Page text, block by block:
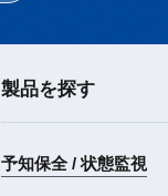
製品を探す
予知保全 / 状態監視